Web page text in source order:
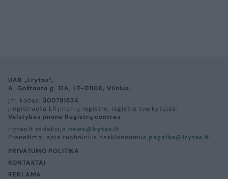
UAB „Lrytas“,
A. Goštauto g. 12A, LT-01108, Vilnius.
Įm. kodas: 300781534
Įregistruota LR įmonių registre, registro tvarkytojas:
Valstybės įmonė Registrų centras
lrytas.lt redakcija news@lrytas.lt
Pranešimai apie techninius nesklandumus pagalba@lrytas.lt
PRIVATUMO POLITIKA
KONTAKTAI
REKLAMA